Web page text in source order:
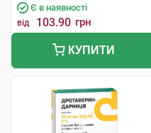
Є в наявності
від 103.90 грн
КУПИТИ